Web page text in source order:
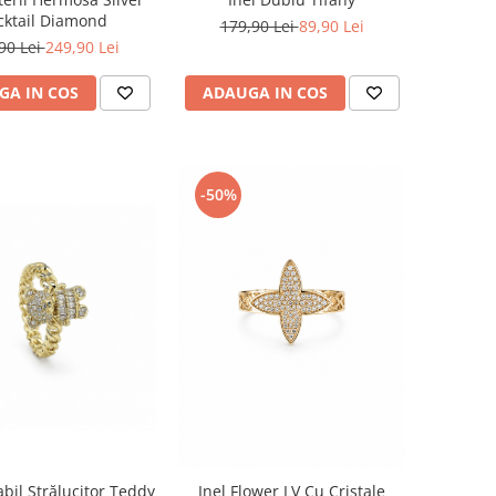
Diamond
Lei249,90 Lei
IN COS
179,90 Lei89,90 Lei
ADAUGA IN COS
Strălucitor Teddy
-50%
Inel Flower LV Cu Cristale